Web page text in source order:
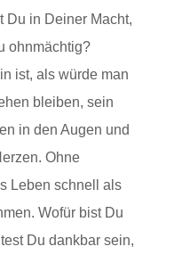
Du in Deiner Macht,
ohnmächtig?
ist, als würde man
bleiben, sein
in den Augen und
Ohne
Leben schnell als
Wofür bist Du
Du dankbar sein,